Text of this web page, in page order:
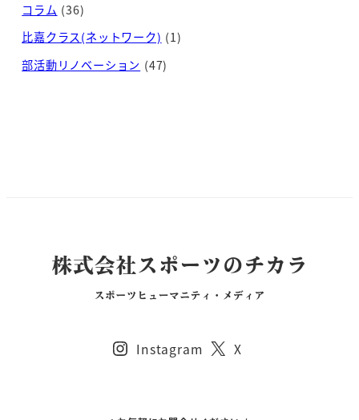
コラム (36)
比嘉クラス(ネットワーク) (1)
部活動リノベーション (47)
Instagram X